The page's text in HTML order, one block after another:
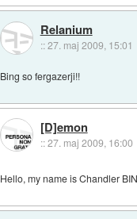
Relanium
::27. maj 2009, 15:01
Bing so fergazerji!!
[D]emon
::27. maj 2009, 16:00
Hello, my name is Chandler